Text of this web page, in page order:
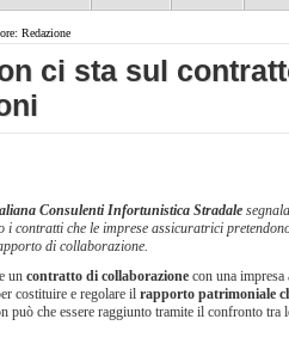
Redazione
ci sta sul
Consulenti Infortunistica Stradale
i contratti che le imprese assicuratrici
di collaborazione.
un contratto di collaborazione con una impresa
costituire e regolare il rapporto patrimoniale
può che essere raggiunto tramite il confronto tra